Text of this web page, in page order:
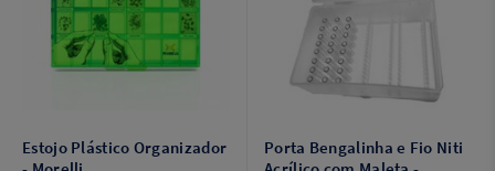
Estojo Plástico Organizador
Porta Bengalinha e Fio Niti